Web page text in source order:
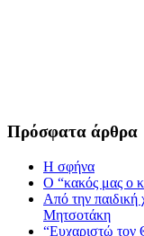
Πρόσφατα άρθρα
Η σφήνα
Ο “κακός μας ο
Από την παιδική
Μητσοτάκη
“Ευχαριστώ τον